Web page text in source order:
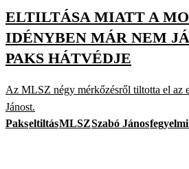
ELTILTÁSA MIATT A
IDÉNYBEN MÁR NEM
PAKS HÁTVÉDJE
Az MLSZ négy mérkőzésről tiltotta el az
Jánost.
PakseltiltásMLSZSzabó János